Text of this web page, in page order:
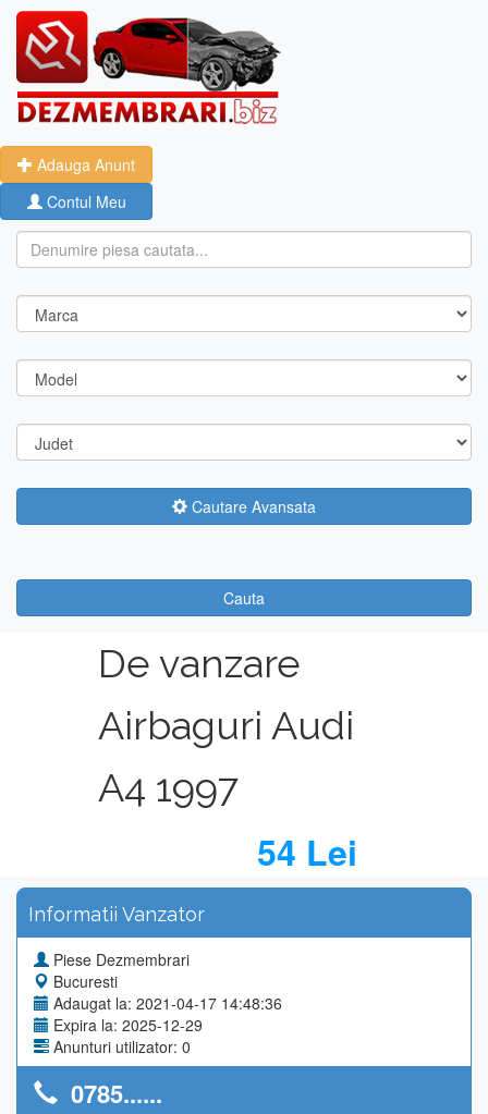
Adauga Anunt
Contul Meu
Cautare Avansata
Cauta
De vanzare
Airbaguri Audi
A4 1997
54 Lei
Informatii Vanzator
Piese Dezmembrari
Bucuresti
Adaugat la: 2021-04-17 14:48:36
Expira la: 2025-12-29
Anunturi utilizator: 0
0785......